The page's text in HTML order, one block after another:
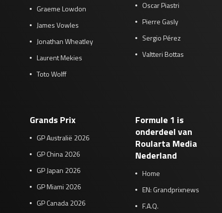
Graeme Lowdon
James Vowles
Jonathan Wheatley
Laurent Mekies
Toto Wolff
Oscar Piastri
Pierre Gasly
Sergio Pérez
Valtteri Bottas
Grands Prix
GP Australië 2026
GP China 2026
GP Japan 2026
GP Miami 2026
GP Canada 2026
Formule 1 is
onderdeel van
Roularta Media
Nederland
Home
EN: Grandprixnews
F.A.Q.